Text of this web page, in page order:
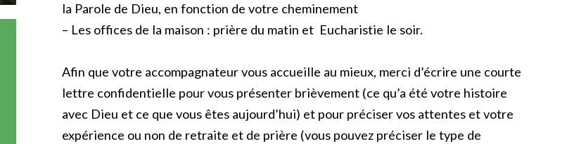
la Parole de Dieu, en fonction de votre cheminement
– Les offices de la maison : prière du matin et Eucharistie le soir.
Afin que votre accompagnateur vous accueille au mieux, merci d’écrire une courte
lettre confidentielle pour vous présenter brièvement (ce qu’a été votre histoire
avec Dieu et ce que vous êtes aujourd’hui) et pour préciser vos attentes et votre
expérience ou non de retraite et de prière (vous pouvez préciser le type de